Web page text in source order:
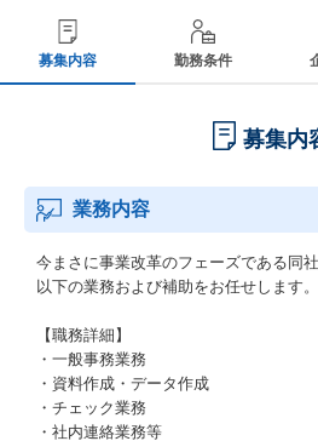
募集内容 勤務条件
募集内
業務内容
今まさに事業改革のフェーズである同
以下の業務および補助をお任せします。
【職務詳細】
・一般事務業務
・資料作成・データ作成
・チェック業務
・社内連絡業務等